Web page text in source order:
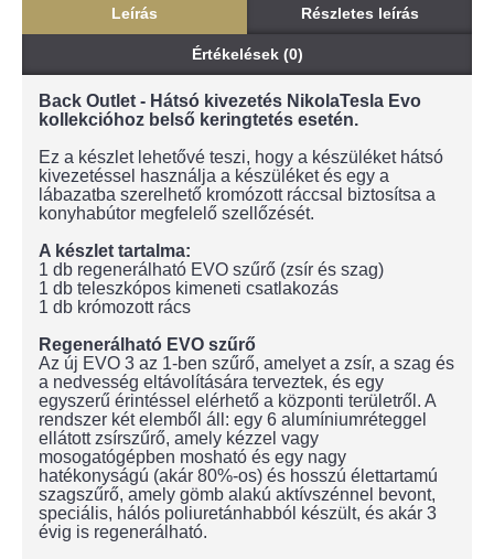
Leírás Részletes leírás
Értékelések (0)
Back Outlet - Hátsó kivezetés NikolaTesla Evo
kollekcióhoz belső keringtetés esetén.
Ez a készlet lehetővé teszi, hogy a készüléket hátsó
kivezetéssel használja a készüléket és egy a
lábazatba szerelhető kromózott ráccsal biztosítsa a
konyhabútor megfelelő szellőzését.
A készlet tartalma:
1 db regenerálható EVO szűrő (zsír és szag)
1 db teleszkópos kimeneti csatlakozás
1 db krómozott rács
Regenerálható EVO szűrő
Az új EVO 3 az 1-ben szűrő, amelyet a zsír, a szag és
a nedvesség eltávolítására terveztek, és egy
egyszerű érintéssel elérhető a központi területről. A
rendszer két elemből áll: egy 6 alumíniumréteggel
ellátott zsírszűrő, amely kézzel vagy
mosogatógépben mosható és egy nagy
hatékonyságú (akár 80%-os) és hosszú élettartamú
szagszűrő, amely gömb alakú aktívszénnel bevont,
speciális, hálós poliuretánhabból készült, és akár 3
évig is regenerálható.